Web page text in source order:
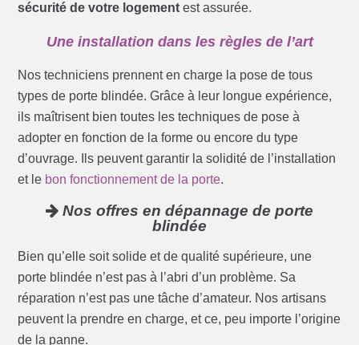
sécurité de votre logement est assurée.
Une installation dans les règles de l’art
Nos techniciens prennent en charge la pose de tous
types de porte blindée. Grâce à leur longue expérience,
ils maîtrisent bien toutes les techniques de pose à
adopter en fonction de la forme ou encore du type
d’ouvrage. Ils peuvent garantir la solidité de l’installation
et le bon fonctionnement de la porte.
Nos offres en dépannage de porte
blindée
Bien qu’elle soit solide et de qualité supérieure, une
porte blindée n’est pas à l’abri d’un problème. Sa
réparation n’est pas une tâche d’amateur. Nos artisans
peuvent la prendre en charge, et ce, peu importe l’origine
de la panne.